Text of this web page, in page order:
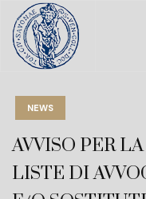
NEWS
AVVISO PER
LISTE DI